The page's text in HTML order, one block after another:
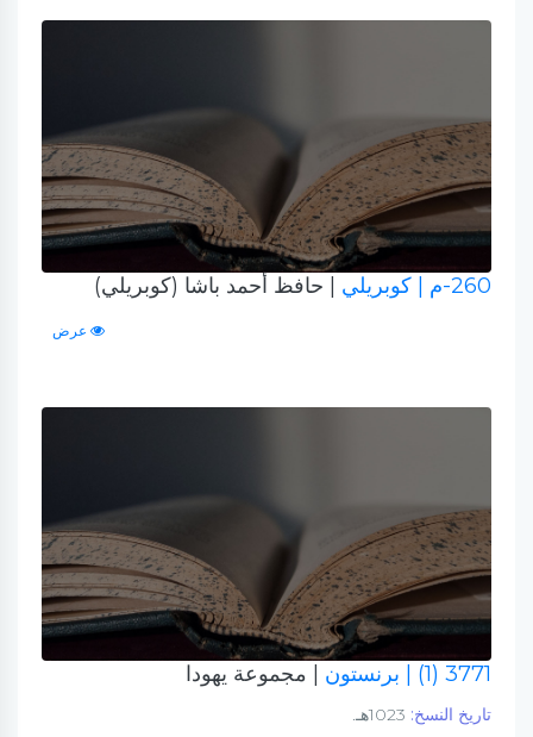
260-م | كوبريلي | حافظ أحمد باشا (كوبريلي)
عرض
3771 (1) | برنستون | مجموعة يهودا
تاريخ النسخ: